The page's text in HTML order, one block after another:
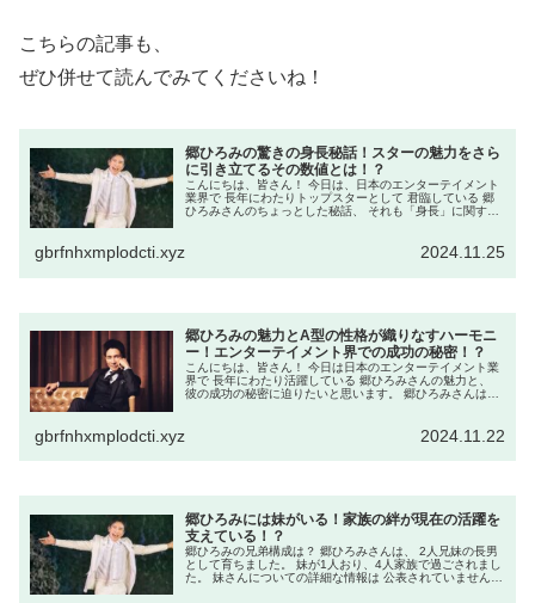
こちらの記事も、
ぜひ併せて読んでみてくださいね！
郷ひろみの驚きの身長秘話！スターの魅力をさら
に引き立てるその数値とは！？
こんにちは、皆さん！ 今日は、日本のエンターテイメント
業界で 長年にわたりトップスターとして 君臨している 郷
ひろみさんのちょっとした秘話、 それも「身長」に関する
gbrfnhxmplodcti.xyz 2024.11.25
郷ひろみの魅力とA型の性格が織りなすハーモニ
ー！エンターテイメント界での成功の秘密！？
こんにちは、皆さん！ 今日は日本のエンターテイメント業
界で 長年にわたり活躍している 郷ひろみさんの魅力と、
彼の成功の秘密に迫りたいと思います。 郷ひろみさんは、
gbrfnhxmplodcti.xyz 2024.11.22
郷ひろみには妹がいる！家族の絆が現在の活躍を
支えている！？
郷ひろみの兄弟構成は？ 郷ひろみさんは、 2人兄妹の長男
として育ちました。 妹が1人おり、4人家族で過ごされまし
た。 妹さんについての詳細な情報は 公表されていません